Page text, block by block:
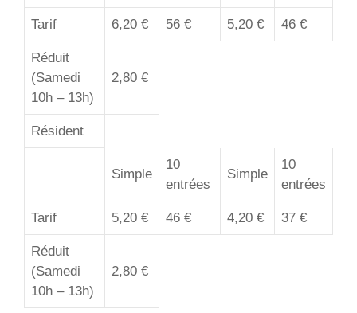
Tarif 6,20 € 56 € 5,20 € 46 €
Réduit
(Samedi
10h – 13h)
2,80 €
Résident
Simple
10
entrées
Simple
10
entrées
Tarif 5,20 € 46 € 4,20 € 37 €
Réduit
(Samedi
10h – 13h)
2,80 €